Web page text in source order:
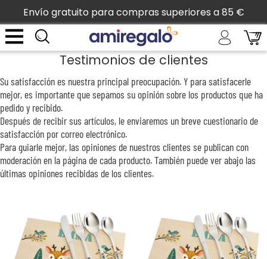
Envío gratuito para compras superiores a 85 €
Testimonios de clientes
Su satisfacción es nuestra principal preocupación. Y para satisfacerle
mejor, es importante que sepamos su opinión sobre los productos que ha
pedido y recibido.
Después de recibir sus artículos, le enviaremos un breve cuestionario de
satisfacción por correo electrónico.
Para guiarle mejor, las opiniones de nuestros clientes se publican con
moderación en la página de cada producto. También puede ver abajo las
últimas opiniones recibidas de los clientes.